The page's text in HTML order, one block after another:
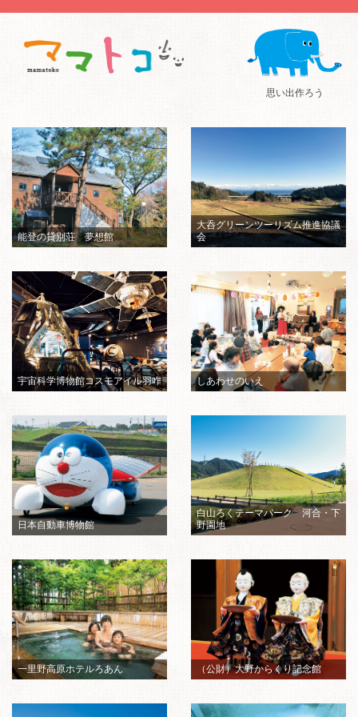
思い出作ろう
能登の貸別荘 夢想館
大呑グリーンツーリズム推進協議
会
宇宙科学博物館コスモアイル羽咋 しあわせのいえ
日本自動車博物館
白山ろくテーマパーク 河合・下
野園地
一里野高原ホテルろあん （公財）大野からくり記念館